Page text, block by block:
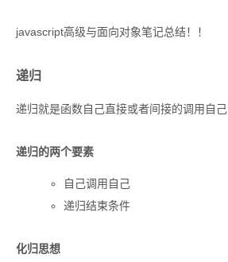
javascript高级与面向对象笔记总结！！
递归
递归就是函数自己直接或者间接的调用自己
递归的两个要素
自己调用自己
递归结束条件
化归思想